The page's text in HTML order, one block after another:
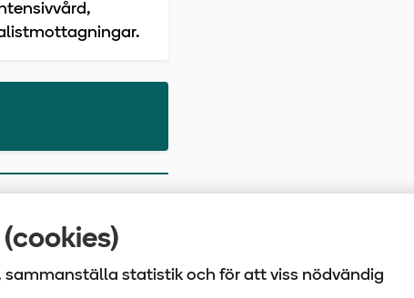
sammanställa statistik och för att viss nödvändig